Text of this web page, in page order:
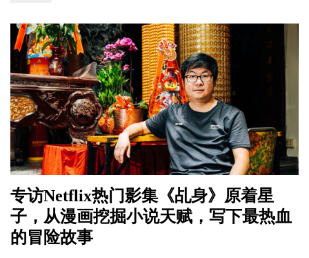
专访Netflix热门影集《乩身》原着星
子，从漫画挖掘小说天赋，写下最热血
的冒险故事